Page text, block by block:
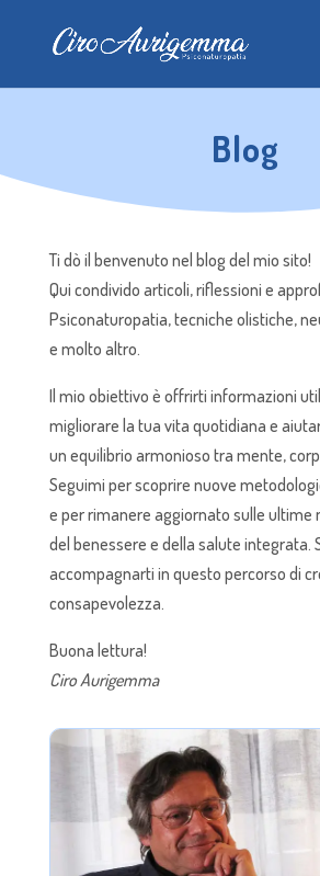
Blog
Ti dò il benvenuto nel blog del mio sito!
Qui condivido articoli, riflessioni e
Psiconaturopatia, tecniche olistiche,
e molto altro.
Il mio obiettivo è offrirti informazioni
migliorare la tua vita quotidiana e
un equilibrio armonioso tra mente,
Seguimi per scoprire nuove
e per rimanere aggiornato sulle ultime
del benessere e della salute integrata.
accompagnarti in questo percorso di
consapevolezza.
Buona lettura!
Ciro Aurigemma